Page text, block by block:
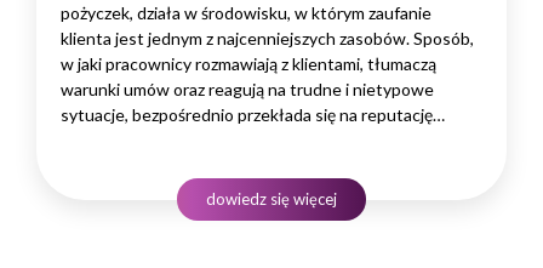
pożyczek, działa w środowisku, w którym zaufanie
klienta jest jednym z najcenniejszych zasobów. Sposób,
w jaki pracownicy rozmawiają z klientami, tłumaczą
warunki umów oraz reagują na trudne i nietypowe
sytuacje, bezpośrednio przekłada się na reputację
produktowej, lecz także rozwiniętych kompetencji
komunikacyjnych, empatii…
dowiedz się więcej